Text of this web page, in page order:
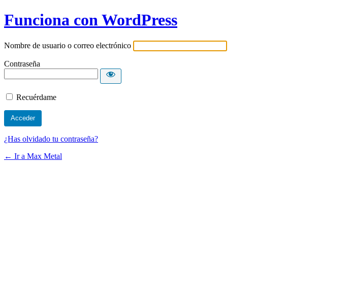
Funciona con WordPress
Nombre de usuario o correo electrónico
Contraseña
Recuérdame
¿Has olvidado tu contraseña?
← Ir a Max Metal